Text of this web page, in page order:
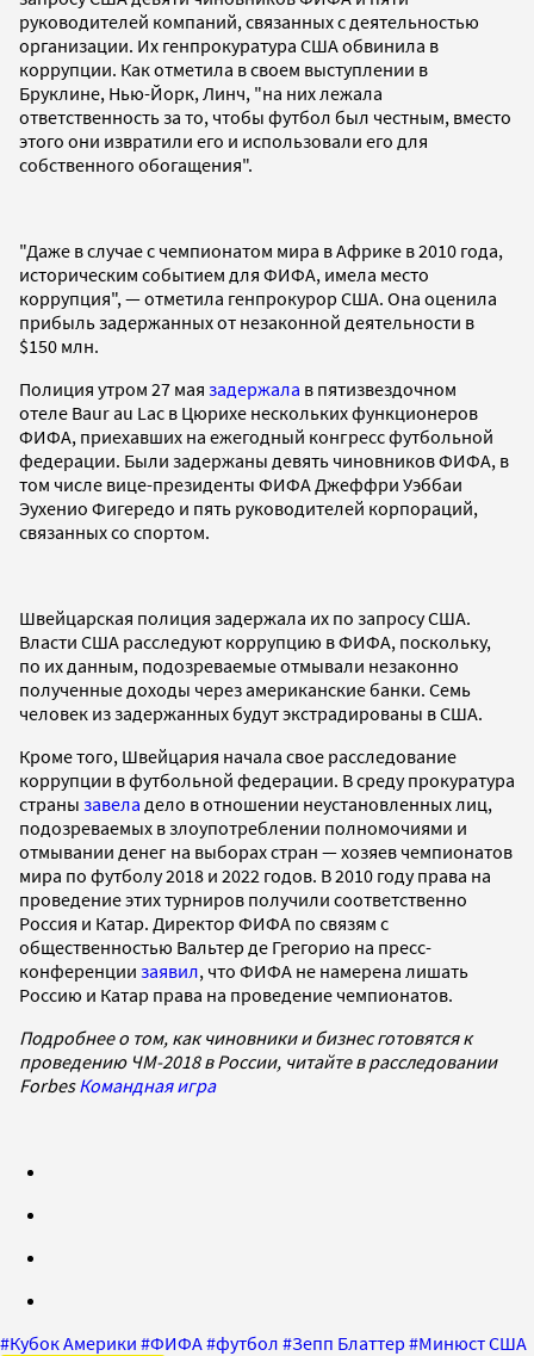
руководителей компаний, связанных с деятельностью
организации. Их генпрокуратура США обвинила в
коррупции. Как отметила в своем выступлении в
Бруклине, Нью-Йорк, Линч, "на них лежала
ответственность за то, чтобы футбол был честным, вместо
этого они извратили его и использовали его для
собственного обогащения".
"Даже в случае с чемпионатом мира в Африке в 2010 года,
историческим событием для ФИФА, имела место
коррупция", — отметила генпрокурор США. Она оценила
прибыль задержанных от незаконной деятельности в
$150 млн.
Полиция утром 27 мая задержала в пятизвездочном
отеле Baur au Lac в Цюрихе нескольких функционеров
ФИФА, приехавших на ежегодный конгресс футбольной
федерации. Были задержаны девять чиновников ФИФА, в
том числе вице-президенты ФИФА Джеффри Уэббаи
Эухенио Фигередо и пять руководителей корпораций,
связанных со спортом.
Швейцарская полиция задержала их по запросу США.
Власти США расследуют коррупцию в ФИФА, поскольку,
по их данным, подозреваемые отмывали незаконно
полученные доходы через американские банки. Семь
человек из задержанных будут экстрадированы в США.
Кроме того, Швейцария начала свое расследование
коррупции в футбольной федерации. В среду прокуратура
страны завела дело в отношении неустановленных лиц,
подозреваемых в злоупотреблении полномочиями и
отмывании денег на выборах стран — хозяев чемпионатов
мира по футболу 2018 и 2022 годов. В 2010 году права на
проведение этих турниров получили соответственно
Россия и Катар. Директор ФИФА по связям с
общественностью Вальтер де Грегорио на пресс-
конференции заявил, что ФИФА не намерена лишать
Россию и Катар права на проведение чемпионатов.
Подробнее о том, как чиновники и бизнес готовятся к
проведению ЧМ-2018 в России, читайте в расследовании
ForbesКомандная игра
#Кубок Америки #ФИФА#футбол #Зепп Блаттер #Минюст США